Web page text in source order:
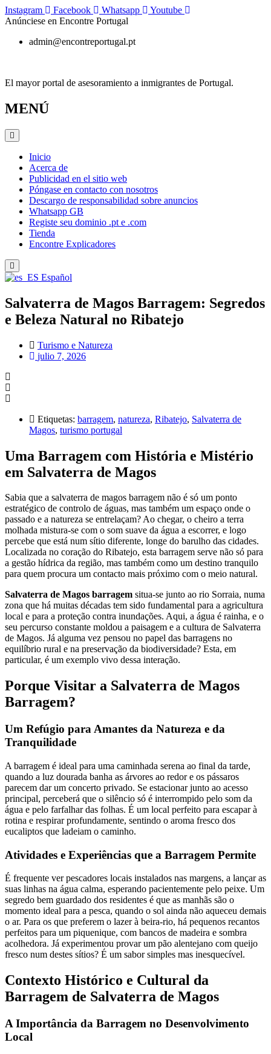
Ir
al
Instagram Facebook Whatsapp
Youtube
Anúnciese en Encontre Portugal
admin@encontreportugal.pt
El mayor portal de asesoramiento a inmigrantes de Portugal.
MENÚ
Inicio
Acerca de
Publicidad en el sitio web
Póngase en contacto con nosotros
Descargo de responsabilidad sobre anuncios
Whatsapp GB
Registe seu dominio .pt e .com
Tienda
Encontre Explicadores
Español
Salvaterra de Magos Barragem: Segredos
e Beleza Natural no Ribatejo
Turismo e Natureza
julio 7, 2026
Etiquetas: barragem, natureza, Ribatejo, Salvaterra de
Magos, turismo portugal
Uma Barragem com História e Mistério
em Salvaterra de Magos
Sabia que a salvaterra de magos barragem não é só um ponto
estratégico de controlo de águas, mas também um espaço onde o
passado e a natureza se entrelaçam? Ao chegar, o cheiro a terra
molhada mistura-se com o som suave da água a escorrer, e logo
percebe que está num sítio diferente, longe do barulho das cidades.
Localizada no coração do Ribatejo, esta barragem serve não só para
a gestão hídrica da região, mas também como um destino tranquilo
para quem procura um contacto mais próximo com o meio natural.
Salvaterra de Magos barragem situa-se junto ao rio Sorraia, numa
zona que há muitas décadas tem sido fundamental para a agricultura
local e para a proteção contra inundações. Aqui, a água é rainha, e o
seu percurso constante moldou a paisagem e a cultura de Salvaterra
de Magos. Já alguma vez pensou no papel das barragens no
equilíbrio rural e na preservação da biodiversidade? Esta, em
particular, é um exemplo vivo dessa interação.
Porque Visitar a Salvaterra de Magos
Barragem?
Um Refúgio para Amantes da Natureza e da
Tranquilidade
A barragem é ideal para uma caminhada serena ao final da tarde,
quando a luz dourada banha as árvores ao redor e os pássaros
parecem dar um concerto privado. Se estacionar junto ao acesso
principal, perceberá que o silêncio só é interrompido pelo som da
água e pelo farfalhar das folhas. É um local perfeito para escapar à
rotina e respirar profundamente, sentindo o aroma fresco dos
eucaliptos que ladeiam o caminho.
Atividades e Experiências que a Barragem Permite
É frequente ver pescadores locais instalados nas margens, a lançar as
suas linhas na água calma, esperando pacientemente pelo peixe. Um
segredo bem guardado dos residentes é que as manhãs são o
momento ideal para a pesca, quando o sol ainda não aqueceu demais
o ar. Para os que preferem o lazer à beira-rio, há pequenos recantos
perfeitos para um piquenique, com bancos de madeira e sombra
acolhedora. Já experimentou provar um pão alentejano com queijo
fresco num destes sítios? É um sabor simples mas inesquecível.
Contexto Histórico e Cultural da
Barragem de Salvaterra de Magos
A Importância da Barragem no Desenvolvimento
Local